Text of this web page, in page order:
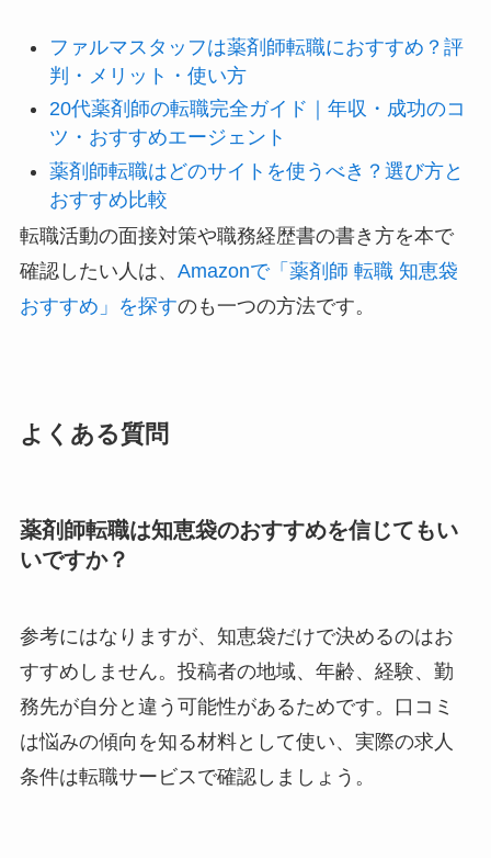
ファルマスタッフは薬剤師転職におすすめ？評
判・メリット・使い方
20代薬剤師の転職完全ガイド｜年収・成功のコ
ツ・おすすめエージェント
薬剤師転職はどのサイトを使うべき？選び方と
おすすめ比較
転職活動の面接対策や職務経歴書の書き方を本で
確認したい人は、 Amazonで「薬剤師 転職 知恵袋
おすすめ」を探すのも一つの方法です。
よくある質問
薬剤師転職は知恵袋のおすすめを信じてもい
いですか？
参考にはなりますが、知恵袋だけで決めるのはお
すすめしません。投稿者の地域、年齢、経験、勤
務先が自分と違う可能性があるためです。口コミ
は悩みの傾向を知る材料として使い、実際の求人
条件は転職サービスで確認しましょう。